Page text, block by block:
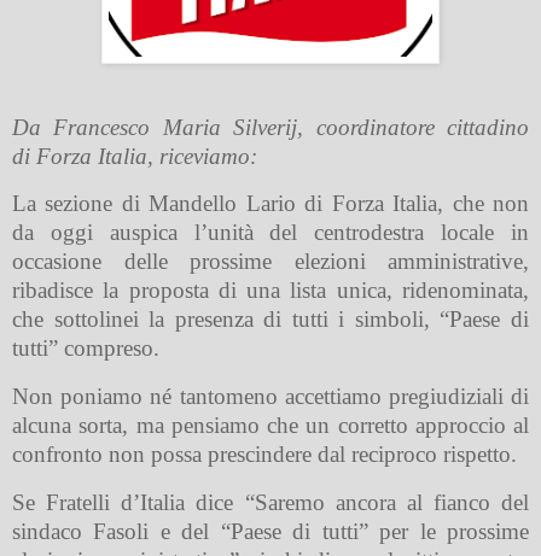
Da Francesco Maria Silverij, coordinatore cittadino
di Forza Italia, riceviamo:
La sezione di Mandello Lario di Forza Italia, che non
da oggi auspica l’unità del centrodestra locale in
occasione delle prossime elezioni amministrative,
ribadisce la proposta di una lista unica, ridenominata,
che sottolinei la presenza di tutti i simboli, “Paese di
tutti” compreso.
Non poniamo né tantomeno accettiamo pregiudiziali di
alcuna sorta, ma pensiamo che un corretto approccio al
confronto non possa prescindere dal reciproco rispetto.
Se Fratelli d’Italia dice “Saremo ancora al fianco del
sindaco Fasoli e del “Paese di tutti” per le prossime